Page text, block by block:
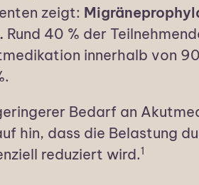
zeigt:
Rund 40 % der
innerhalb von
Bedarf an
hin, dass die Belastung
reduziert wird.1